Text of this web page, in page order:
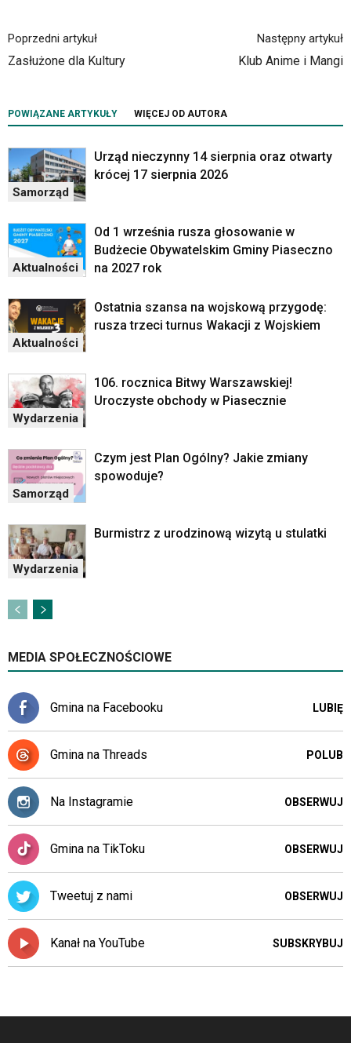
Poprzedni artykuł
Zasłużone dla Kultury
Następny artykuł
Klub Anime i Mangi
POWIĄZANE ARTYKUŁY WIĘCEJ OD AUTORA
Samorząd
Urząd nieczynny 14 sierpnia oraz otwarty
krócej 17 sierpnia 2026
Aktualności
Od 1 września rusza głosowanie w
Budżecie Obywatelskim Gminy Piaseczno
na 2027 rok
Aktualności
Ostatnia szansa na wojskową przygodę:
rusza trzeci turnus Wakacji z Wojskiem
Wydarzenia
106. rocznica Bitwy Warszawskiej!
Uroczyste obchody w Piasecznie
Samorząd
Czym jest Plan Ogólny? Jakie zmiany
spowoduje?
Wydarzenia
Burmistrz z urodzinową wizytą u stulatki
MEDIA SPOŁECZNOŚCIOWE
Gmina na Facebooku LUBIĘ
Gmina na Threads POLUB
Na Instagramie OBSERWUJ
Gmina na TikToku OBSERWUJ
Tweetuj z nami OBSERWUJ
Kanał na YouTube SUBSKRYBUJ